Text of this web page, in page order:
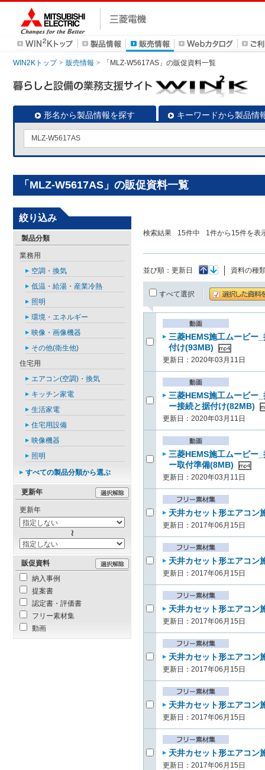
WIN2Kトップ 販売情報 「MLZ-W5617AS」の販促資料一覧
形名から製品情報を探す キーワードから製品情
「MLZ-W5617AS」の販促資料一覧
検索結果 15件中 1件から 15件を表
並び順： 更新日 資料の種
すべて選択
三菱HEMS施工ムービー
付け(93MB)
更新日：2020年03月11日
三菱HEMS施工ムービー
ー接続と据付け(82MB)
更新日：2020年03月11日
三菱HEMS施工ムービー
ー取付準備(8MB)
更新日：2020年03月11日
天井カセット形エアコン
更新日：2017年06月15日
天井カセット形エアコン
更新日：2017年06月15日
天井カセット形エアコ
更新日：2017年06月15日
天井カセット形エアコ
更新日：2017年06月15日
天井カセット形エアコ
更新日：2017年06月15日
天井カセット形エアコン
更新日：2017年06月15日
絞り込み
製品分類
業務用
空調・換気
低温・給湯・産業冷熱
照明
環境・エネルギー
映像・画像機器
その他(衛生他)
住宅用
エアコン(空調)・換気
キッチン家電
生活家電
住宅用設備
映像機器
照明
すべての製品分類から選ぶ
更新年
更新年
販促資料
納入事例
提案書
認定書・評価書
フリー素材集
動画